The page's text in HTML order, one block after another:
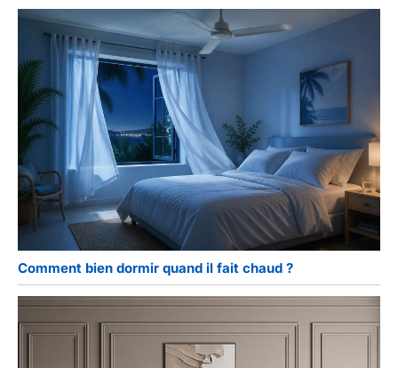
Comment bien dormir quand il fait chaud ?